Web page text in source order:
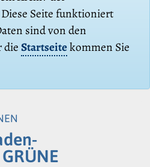
Seite funktioniert
sind von den
dieStartseitekommen Sie